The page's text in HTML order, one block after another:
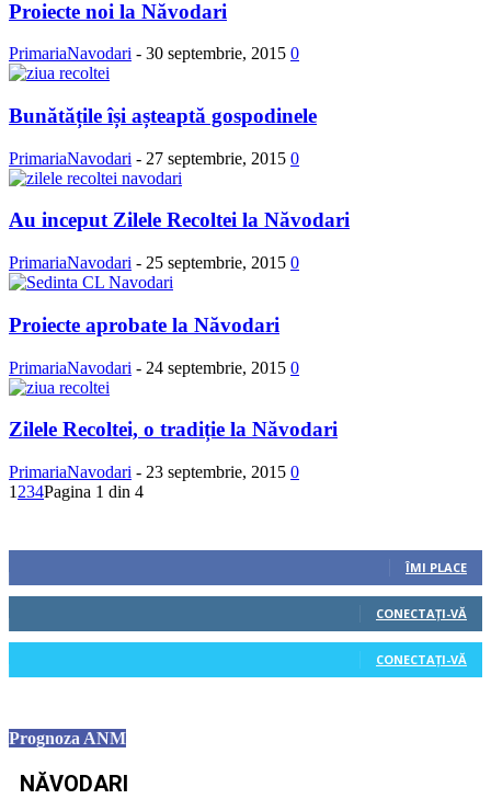
Proiecte noi la Năvodari
PrimariaNavodari - 30 septembrie, 2015 0
Bunătățile își așteaptă gospodinele
PrimariaNavodari - 27 septembrie, 2015 0
Au inceput Zilele Recoltei la Năvodari
PrimariaNavodari - 25 septembrie, 2015 0
Proiecte aprobate la Năvodari
PrimariaNavodari - 24 septembrie, 2015 0
Zilele Recoltei, o tradiție la Năvodari
PrimariaNavodari - 23 septembrie, 2015 0
1 234Pagina 1 din 4
ÎMI PLACE
CONECTAȚI-VĂ
CONECTAȚI-VĂ
Prognoza ANM
NĂVODARI